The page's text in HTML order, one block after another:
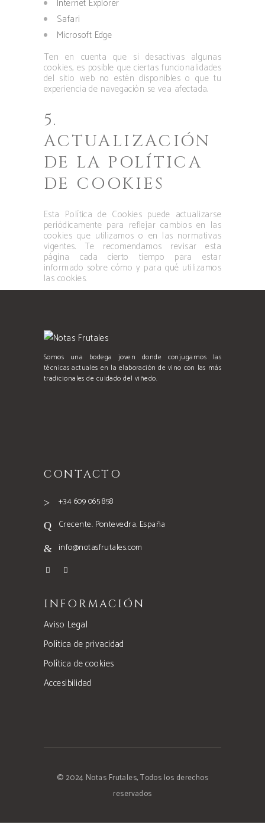
Internet Explorer
Safari
Microsoft Edge
Ten en cuenta que si desactivas algunas
cookies, es posible que ciertas funcionalidades
del sitio web no estén disponibles o que tu
experiencia de navegación se vea afectada.
5.
ACTUALIZACIÓN
DE LA POLÍTICA
DE COOKIES
Esta Política de Cookies puede actualizarse
periódicamente para reflejar cambios en las
cookies que utilizamos o en las normativas
vigentes. Te recomendamos revisar esta
página cada cierto tiempo para estar
informado sobre cómo y para qué utilizamos
las cookies.
Somos una bodega joven donde conjugamos las
técnicas actuales en la elaboración de vino con las más
tradicionales de cuidado del viñedo.
CONTACTO
+34 609 065 858
Crecente. Pontevedra. España
info@notasfrutales.com
INFORMACIÓN
Aviso Legal
Política de privacidad
Política de cookies
Accesibilidad
© 2024 Notas Frutales, Todos los derechos
reservados